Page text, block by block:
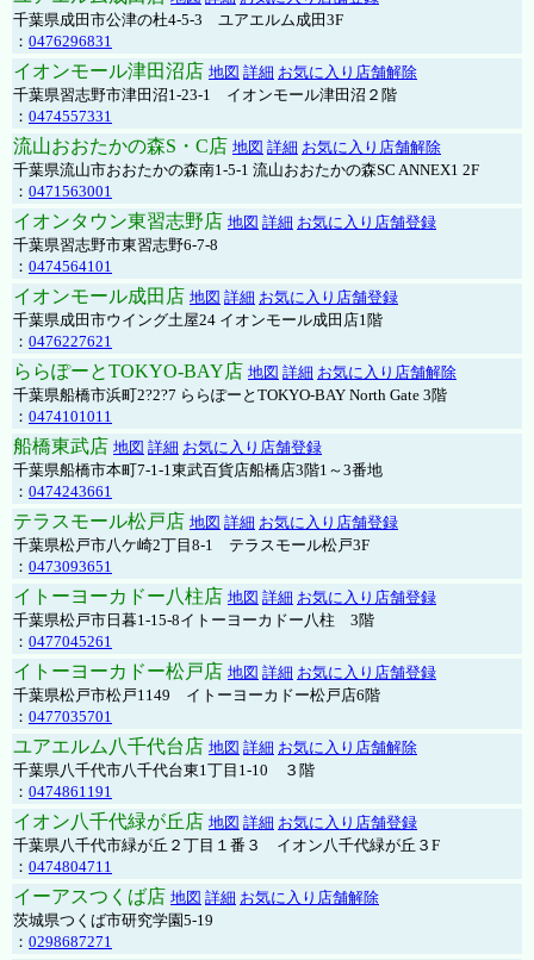
千葉県成田市公津の杜4-5-3 ユアエルム成田3F
： 0476296831
イオンモール津田沼店 地図 詳細 お気に入り店舗解除
千葉県習志野市津田沼1-23-1 イオンモール津田沼２階
： 0474557331
流山おおたかの森S・C店 地図 詳細 お気に入り店舗解除
千葉県流山市おおたかの森南1-5-1 流山おおたかの森SC ANNEX1 2F
： 0471563001
イオンタウン東習志野店 地図 詳細 お気に入り店舗登録
千葉県習志野市東習志野6-7-8
： 0474564101
イオンモール成田店 地図 詳細 お気に入り店舗登録
千葉県成田市ウイング土屋24 イオンモール成田店1階
： 0476227621
ららぽーとTOKYO-BAY店 地図 詳細 お気に入り店舗解除
千葉県船橋市浜町2?2?7 ららぽーとTOKYO-BAY North Gate 3階
： 0474101011
船橋東武店 地図 詳細 お気に入り店舗登録
千葉県船橋市本町7-1-1東武百貨店船橋店3階1～3番地
： 0474243661
テラスモール松戸店 地図 詳細 お気に入り店舗登録
千葉県松戸市八ケ崎2丁目8-1 テラスモール松戸3F
： 0473093651
イトーヨーカドー八柱店 地図 詳細 お気に入り店舗登録
千葉県松戸市日暮1-15-8イトーヨーカドー八柱 3階
： 0477045261
イトーヨーカドー松戸店 地図 詳細 お気に入り店舗登録
千葉県松戸市松戸1149 イトーヨーカドー松戸店6階
： 0477035701
ユアエルム八千代台店 地図 詳細 お気に入り店舗解除
千葉県八千代市八千代台東1丁目1-10 ３階
： 0474861191
イオン八千代緑が丘店 地図 詳細 お気に入り店舗登録
千葉県八千代市緑が丘２丁目１番３ イオン八千代緑が丘３F
： 0474804711
イーアスつくば店 地図 詳細 お気に入り店舗解除
茨城県つくば市研究学園5-19
： 0298687271